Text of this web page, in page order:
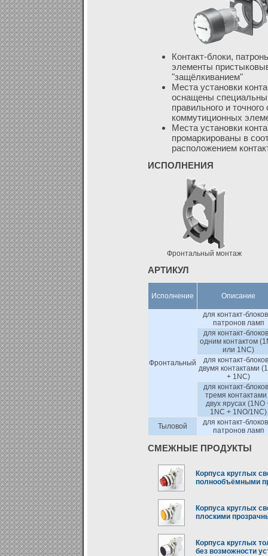
Контакт-блоки,
элементы
"защёлкиванием"
Места установки
оснащены
правильного и
коммутиционных
Места установки
промаркированы в
расположением
ИСПОЛНЕНИЯ
Фронтальный монтаж
АРТИКУЛ
Исполнение Описание
Фронтальный
для контакт-
патронов ламп
для контакт-
одним контактом
или 1NC)
для контакт-
двумя контактами
+ 1NC)
для контакт-
тремя контактами
двух ярусах (1NO
1NC + 1NO/1NC)
Тыловой
для контакт-
патронов ламп
СМЕЖНЫЕ ПРОДУКТЫ
Корпуса круглых
полнообъёмными
Корпуса круглых
плоскими
Корпуса круглых
без возможности